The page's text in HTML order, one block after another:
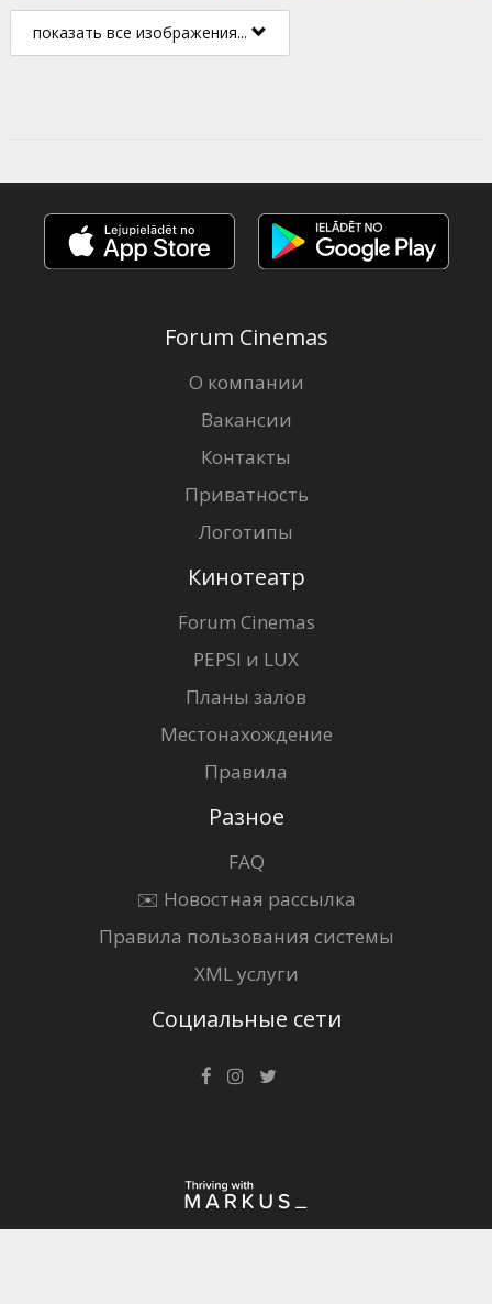
показать все изображения...
Forum Cinemas
О компании
Вакансии
Контакты
Приватность
Логотипы
Кинотеатр
Forum Cinemas
PEPSI и LUX
Планы залов
Местонахождение
Правила
Разное
FAQ
✉️ Новостная рассылка
Правила пользования системы
XML услуги
Социальные сети